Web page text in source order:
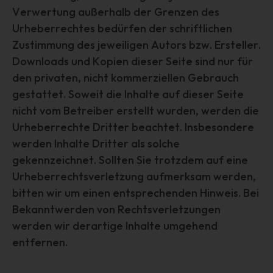
Verwertung außerhalb der Grenzen des
Urheberrechtes bedürfen der schriftlichen
Zustimmung des jeweiligen Autors bzw. Ersteller.
Downloads und Kopien dieser Seite sind nur für
den privaten, nicht kommerziellen Gebrauch
gestattet. Soweit die Inhalte auf dieser Seite
nicht vom Betreiber erstellt wurden, werden die
Urheberrechte Dritter beachtet. Insbesondere
werden Inhalte Dritter als solche
gekennzeichnet. Sollten Sie trotzdem auf eine
Urheberrechtsverletzung aufmerksam werden,
bitten wir um einen entsprechenden Hinweis. Bei
Bekanntwerden von Rechtsverletzungen
werden wir derartige Inhalte umgehend
entfernen.
economic situation, health, personal preferences ,
interests, reliability, behavior, location or movements.
f) pseudonymization
Pseudonymisation is the processing of personal data in
such a manner that the personal data can no longer be
attributed to a specific data subject without the use of
additional information, provided that such additional
information is kept separately and is subject to technical
and organizational measures to ensure that the personal
natural person.
g) Controller or controller responsible
for the processing
Controller or controller responsible for the processing is
the natural or legal person, public authority, agency or
other body which, alone or jointly with others, determines
the purposes and means of the processing of personal